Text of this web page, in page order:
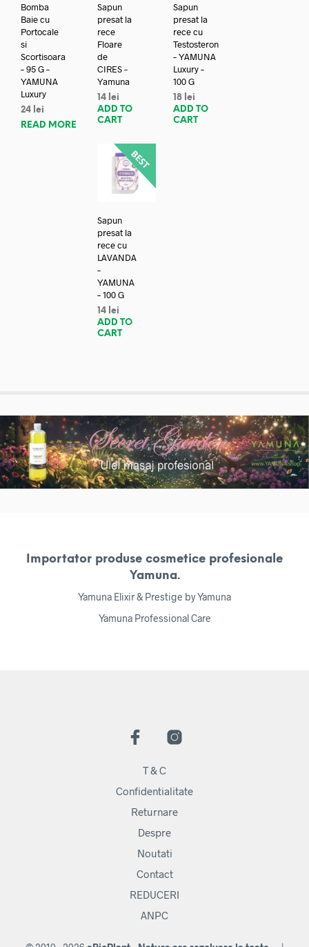
Bomba
Baie cu
Portocale
si
Scortisoara
– 95 G –
YAMUNA
Luxury
24 lei
READ MORE
Sapun
presat la
rece
Floare
de
CIRES –
Yamuna
14 lei
ADD TO
CART
Sapun
presat la
rece cu
Testosteron
– YAMUNA
Luxury –
100 G
18 lei
ADD TO
CART
Sapun
presat la
rece cu
LAVANDA
–
YAMUNA
– 100 G
14 lei
ADD TO
CART
Importator produse cosmetice profesionale
Yamuna.
Yamuna Elixir & Prestige by Yamuna
Yamuna Professional Care
T & C
Confidentialitate
Returnare
Despre
Noutati
Contact
REDUCERI
ANPC